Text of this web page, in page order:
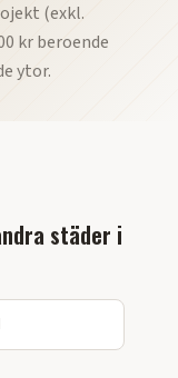
(exkl.
kr beroende
ytor.
städer i